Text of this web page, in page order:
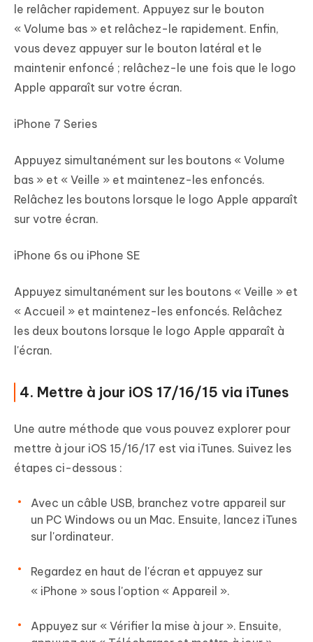
le relâcher rapidement. Appuyez sur le bouton
« Volume bas » et relâchez-le rapidement. Enfin,
vous devez appuyer sur le bouton latéral et le
maintenir enfoncé ; relâchez-le une fois que le logo
Apple apparaît sur votre écran.
iPhone 7 Series
Appuyez simultanément sur les boutons « Volume
bas » et « Veille » et maintenez-les enfoncés.
Relâchez les boutons lorsque le logo Apple apparaît
sur votre écran.
iPhone 6s ou iPhone SE
Appuyez simultanément sur les boutons « Veille » et
« Accueil » et maintenez-les enfoncés. Relâchez
les deux boutons lorsque le logo Apple apparaît à
l'écran.
4. Mettre à jour iOS 17/16/15 via iTunes
Une autre méthode que vous pouvez explorer pour
mettre à jour iOS 15/16/17 est via iTunes. Suivez les
étapes ci-dessous :
Avec un câble USB, branchez votre appareil sur
un PC Windows ou un Mac. Ensuite, lancez iTunes
sur l'ordinateur.
Regardez en haut de l'écran et appuyez sur
« iPhone » sous l'option « Appareil ».
Appuyez sur « Vérifier la mise à jour ». Ensuite,